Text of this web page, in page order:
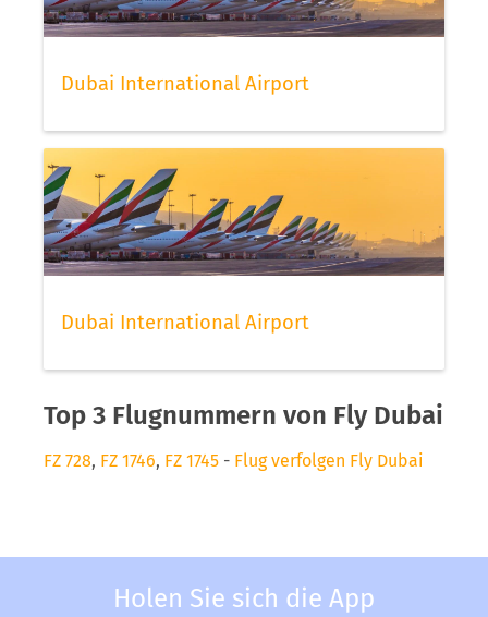
Dubai International Airport
Dubai International Airport
Top 3 Flugnummern von Fly Dubai
FZ 728, FZ 1746, FZ 1745 - Flug verfolgen Fly Dubai
Holen Sie sich die App